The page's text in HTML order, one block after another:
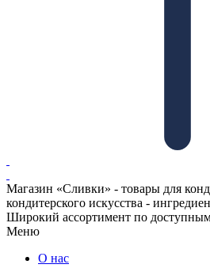
Магазин «Сливки» - товары для
кондитерского искусства -
Широкий ассортимент по
Меню
О нас